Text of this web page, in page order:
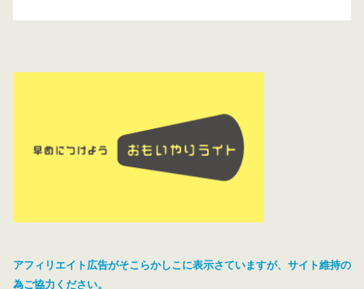
アフィリエイト広告がそこらかしこに表示さていますが、サイト維持の
為ご協力ください。